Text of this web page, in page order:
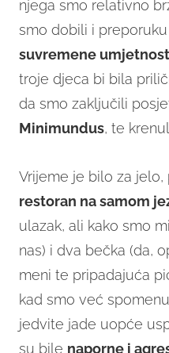
njega smo relativno
smo dobili i
suvremene
troje djeca bi bila
da smo zaključili
Minimundus, te
Vrijeme je bilo za jelo,
restoran na samom
ulazak, ali kako smo
nas) i dva bečka (da,
meni te pripadajuća
kad smo već
jedvite jade uopće
su bile naporne i